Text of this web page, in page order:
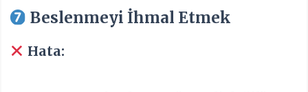
Beslenmeyi İhmal Etmek
Hata: